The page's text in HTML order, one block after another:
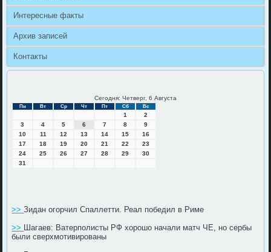
Интересные факты
Архив записей
Контакты
Сегодня: Четверг, 6 Августа
Пн Вт Ср Чт Пт Сб Вс
1
2
3
4 5 6 7 8
9
10
11 12 13 14 15
16
17
18 19 20 21 22
23
24
25 26 27 28 29
30
31
>>Зидан огорчил Спаллетти. Реал победил в Риме
>> Шагаев: Ватерполисты РФ хорошо начали матч ЧЕ, но сербы
были сверхмотивированы